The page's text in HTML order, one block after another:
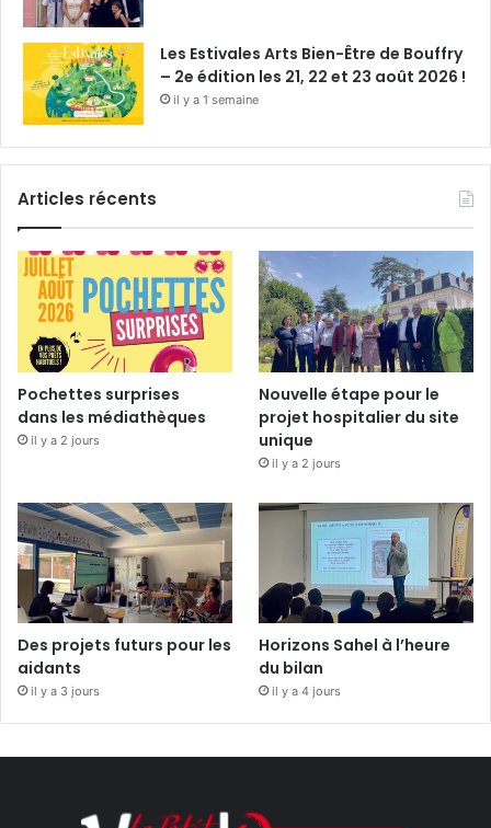
Les Estivales Arts Bien-Être de Bouffry
– 2e édition les 21, 22 et 23 août 2026 !
il y a 1 semaine
Articles récents
Pochettes surprises
dans les médiathèques
il y a 2 jours
Nouvelle étape pour le
projet hospitalier du site
unique
il y a 2 jours
Des projets futurs pour les
aidants
il y a 3 jours
Horizons Sahel à l’heure
du bilan
il y a 4 jours